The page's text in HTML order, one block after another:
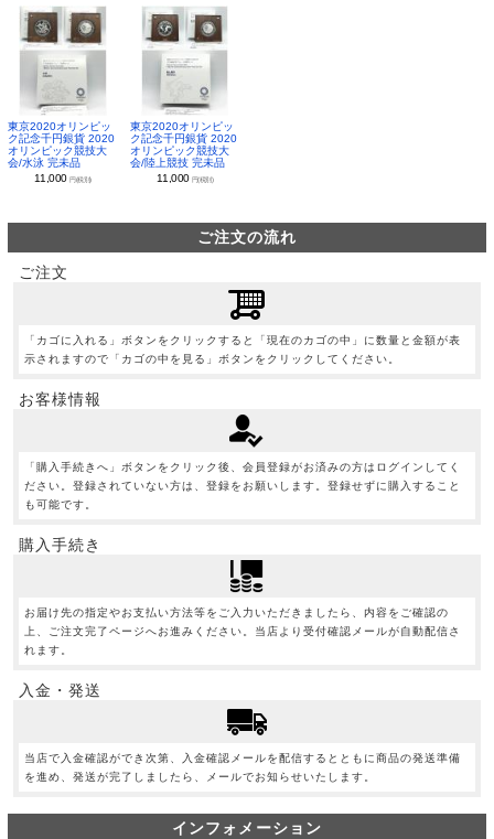
東京2020オリンピッ
ク記念千円銀貨 2020
オリンピック競技大
会/水泳 完未品
11,000円(税別)
東京2020オリンピッ
ク記念千円銀貨 2020
オリンピック競技大
会/陸上競技 完未品
11,000 円(税別)
ご注文の流れ
ご注文
「カゴに入れる」ボタンをクリックすると「現在のカゴの中」に数量と金額が表
示されますので「カゴの中を見る」ボタンをクリックしてください。
お客様情報
「購入手続きへ」ボタンをクリック後、会員登録がお済みの方はログインしてく
ださい。登録されていない方は、登録をお願いします。登録せずに購入すること
も可能です。
購入手続き
お届け先の指定やお支払い方法等をご入力いただきましたら、内容をご確認の
上、ご注文完了ページへお進みください。当店より受付確認メールが自動配信さ
れます。
入金・発送
当店で入金確認ができ次第、入金確認メールを配信するとともに商品の発送準備
を進め、発送が完了しましたら、メールでお知らせいたします。
インフォメーション